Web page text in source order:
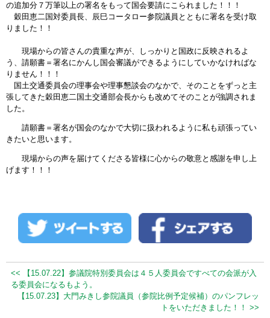
の追加分７万筆以上の署名をもって国会要請にこられました！！！
穀田恵二国対委員長、辰巳コータロー参院議員とともに署名を受け取
りました！！
現場からの皆さんの貴重な声が、しっかりと国政に反映されるよ
う、請願書＝署名にかんし国会審議ができるようにしていかなければな
りません！！！
国土交通委員会の理事会や理事懇談会のなかで、そのことをずっと主
張してきた穀田恵二国土交通部会長からも改めてそのことが強調されま
した。
請願書＝署名が国会のなかで大切に扱われるように私も頑張ってい
きたいと思います。
現場からの声を届けてくださる皆様に心からの敬意と感謝を申し上
げます！！！
<< 【15.07.22】参議院特別委員会は４５人委員会ですべての会派が入
る委員会になるもよう。
【15.07.23】大門みきし参院議員（参院比例予定候補）のパンフレッ
トをいただきました！！ >>